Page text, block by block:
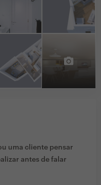
uma cliente pensar
antes de falar